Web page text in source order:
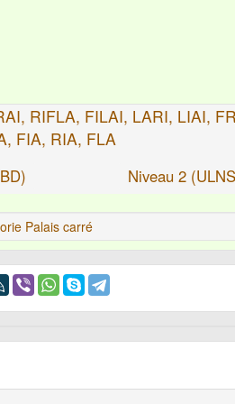
RIFLA, FILAI, LARI, LIAI,
FIA, RIA, FLA
Niveau 2
Palais carré